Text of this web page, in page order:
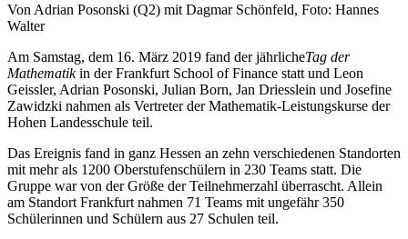
Von Adrian Posonski (Q2) mit Dagmar Schönfeld, Foto: Hannes
Walter
Am Samstag, dem 16. März 2019 fand der jährlicheTag der
Mathematikin der Frankfurt School of Finance statt und Leon
Geissler, Adrian Posonski, Julian Born, Jan Driesslein und Josefine
Zawidzki nahmen als Vertreter der Mathematik-Leistungskurse der
Hohen Landesschule teil.
Das Ereignis fand in ganz Hessen an zehn verschiedenen Standorten
mit mehr als 1200 Oberstufenschülern in 230 Teams statt. Die
Gruppe war von der Größe der Teilnehmerzahl überrascht. Allein
am Standort Frankfurt nahmen 71 Teams mit ungefähr 350
Schülerinnen und Schülern aus 27 Schulen teil.